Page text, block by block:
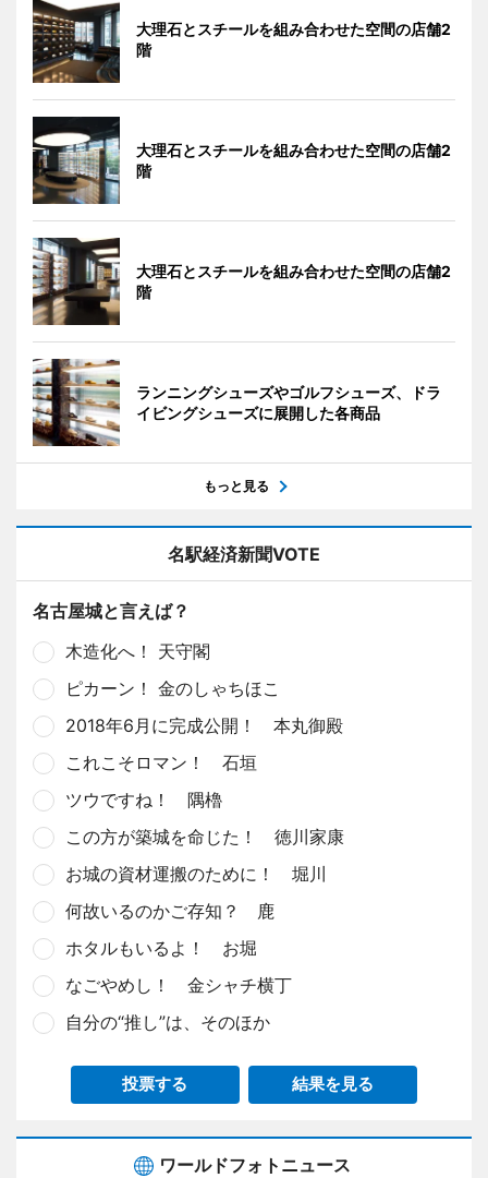
大理石とスチールを組み合わせた空間の店舗2
階
大理石とスチールを組み合わせた空間の店舗2
階
大理石とスチールを組み合わせた空間の店舗2
階
ランニングシューズやゴルフシューズ、ドラ
イビングシューズに展開した各商品
もっと見る
名駅経済新聞VOTE
名古屋城と言えば？
木造化へ！ 天守閣
ピカーン！ 金のしゃちほこ
2018年6月に完成公開！ 本丸御殿
これこそロマン！ 石垣
ツウですね！ 隅櫓
この方が築城を命じた！ 徳川家康
お城の資材運搬のために！ 堀川
何故いるのかご存知？ 鹿
ホタルもいるよ！ お堀
なごやめし！ 金シャチ横丁
自分の“推し”は、そのほか
投票する 結果を見る
ワールドフォトニュース